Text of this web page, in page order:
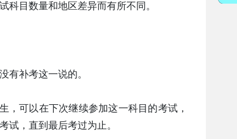
科目数量和地区差异而有所不同。
有补考这一说的。
，可以在下次继续参加这一科目的考试，
试，直到最后考过为止。